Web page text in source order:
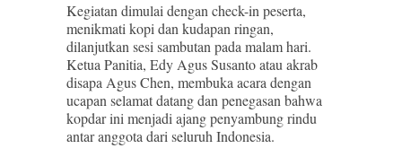
Kegiatan dimulai dengan check-in peserta,
menikmati kopi dan kudapan ringan,
dilanjutkan sesi sambutan pada malam hari.
Ketua Panitia, Edy Agus Susanto atau akrab
disapa Agus Chen, membuka acara dengan
ucapan selamat datang dan penegasan bahwa
kopdar ini menjadi ajang penyambung rindu
antar anggota dari seluruh Indonesia.